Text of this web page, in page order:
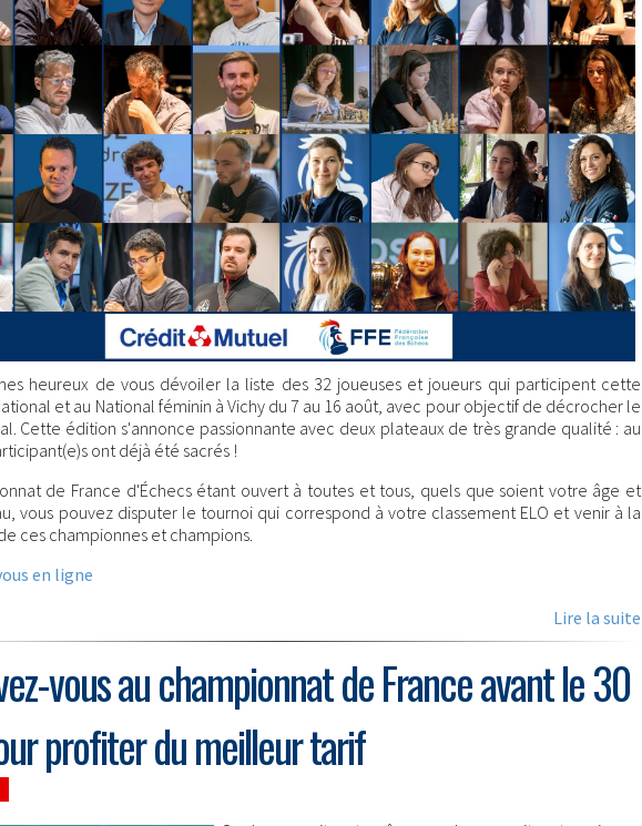
heureux de vous dévoiler la liste des 32 joueuses et joueurs qui participent cette
et au National féminin à Vichy du 7 au 16 août, avec pour objectif de décrocher le
Cette édition s'annonce passionnante avec deux plateaux de très grande qualité : au
ont déjà été sacrés !
de France d'Échecs étant ouvert à toutes et tous, quels que soient votre âge et
vous pouvez disputer le tournoi qui correspond à votre classement ELO et venir à la
ces championnes et champions.
en ligne
Lire la suite
vous au championnat de France avant le 30
profiter du meilleur tarif